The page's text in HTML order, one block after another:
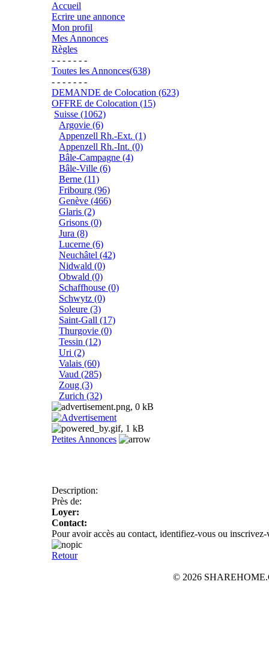
Accueil
Ecrire une annonce
Mon profil
Mes Annonces
Règles
- - - - - - -
Toutes les Annonces(638)
- - - - - - -
DEMANDE de Colocation (623)
OFFRE de Colocation (15)
Suisse (1062)
Argovie (6)
Appenzell Rh.-Ext. (1)
Appenzell Rh.-Int. (0)
Bâle-Campagne (4)
Bâle-Ville (6)
Berne (11)
Fribourg (96)
Genève (466)
Glaris (2)
Grisons (0)
Jura (8)
Lucerne (6)
Neuchâtel (42)
Nidwald (0)
Obwald (0)
Schaffhouse (0)
Schwytz (0)
Soleure (3)
Saint-Gall (17)
Thurgovie (0)
Tessin (12)
Uri (2)
Valais (60)
Vaud (285)
Zoug (3)
Zurich (32)
Petites Annonces
Description:
Près de:
Loyer:
Contact:
Pour avoir accès au contact, identifiez-vous ou inscrivez-
Retour
© 2026